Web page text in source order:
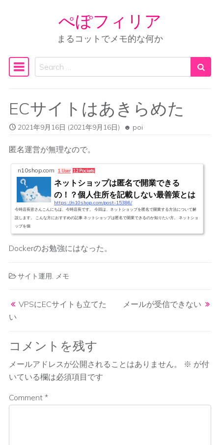
Skip to content
ぺぽフィリア
まるコットでメモ的な何か
Main Navigation
Search
ECサイトはあきらめた
2021年9月16日 (2021年9月16日) poi
匿名運営が無理なので。
n10shop.com 1 User 12 Pockets
ネットショップは匿名で開業できる
の！？個人住所を記載しない最善策とは
https://n10shop.com/post-15386/
今時店長皆さんこんにちは、今時店長です。 今回は、ネットショップを匿名で開業する方法について解
説します。 こんな方におすすめの記事 ネットショップは匿名で開業できるのか知りたい方。 ネットショ
ップを個
Dockerのお勉強にはなった。
サイト運用, メモ
Post navigation
VPSにECサイトも立てた
い
メールが受信できない
コメントを残す
メールアドレスが公開されることはありません。 ※ が付
いている欄は必須項目です
Comment *